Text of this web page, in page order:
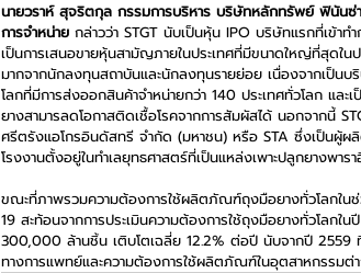
นายวราห์ สุจริตกุล กรรมการบริหาร บริษัทหลักทรัพย์ ฟินันซ่า
การจำหน่าย กล่าวว่า STGT นับเป็นหุ้น IPO บริษัทแรกที่เข้า
เป็นการเสนอขายหุ้นสามัญภายในประเทศที่มีขนาดใหญ่ที่สุดใ
มากจากนักลงทุนสถาบันและนักลงทุนรายย่อย เนื่องจากเป็
โลกที่มีการส่งออกสินค้าจำหน่ายกว่า 140 ประเทศทั่วโลก แล
ยางสามารลดโอกาสติดเชื้อโรคจากการสัมผัสได้ นอกจากนี้
ศรีตรังแอโกรอินดัสทรี จำกัด (มหาชน) หรือ STA ซึ่งเป็นผู้
โรงงานตั้งอยู่ในทำเลยุทธศาสตร์ที่เป็นแหล่งเพาะปลูกยางพาร
ขณะที่ภาพรวมความต้องการใช้ผลิตภัณฑ์ถุงมือยางทั่วโลกใน
19 สะท้อนจากการประเมินความต้องการใช้ถุงมือยางทั่วโลก
300,000 ล้านชิ้น เติบโตเฉลี่ย 12.2% ต่อปี นับจากปี 2559
ทางการแพทย์และความต้องการใช้ผลิตภัณฑ์ในอุตสาหกรรม